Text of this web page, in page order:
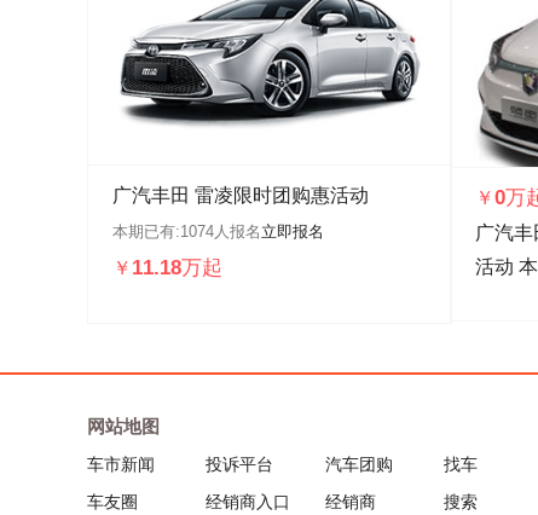
广汽丰田 雷凌限时团购惠活动
本期已有:1074人报名 立即报名
￥ 11.18万起
￥0万
广汽
活动
网站地图
车市新闻 投诉平台 汽车团购
找车
车友圈
经销商入口 经销商 搜索